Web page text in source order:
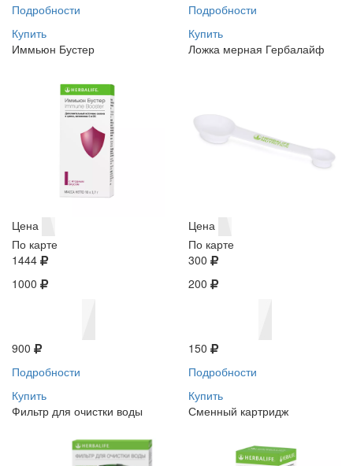
Подробности
Купить
Подробности
Купить
Иммьюн Бустер
Цена
По карте
1444
1000
900
Подробности
Купить
Ложка мерная Гербалайф
Цена
По карте
300
200
150
Подробности
Купить
Фильтр для очистки воды
Сменный картридж